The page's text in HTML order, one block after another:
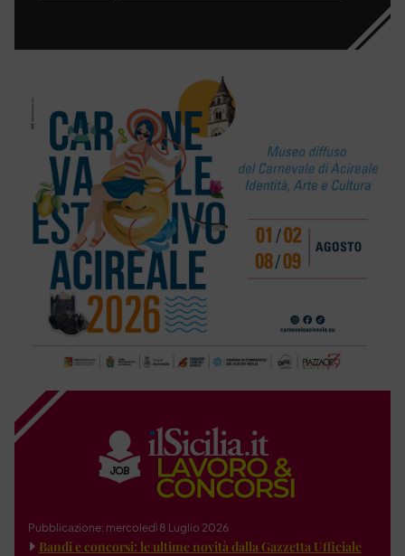
Pubblicazione: mercoledì 8 Luglio 2026
Bandi e concorsi: le ultime novità dalla Gazzetta Ufficiale